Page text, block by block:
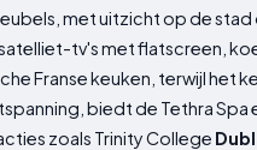
met uitzicht op de
tv's met flatscreen,
Franse keuken, terwijl het
biedt de Tethra Spa
zoals Trinity College